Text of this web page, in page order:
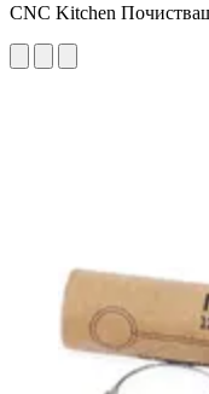
CNC Kitchen